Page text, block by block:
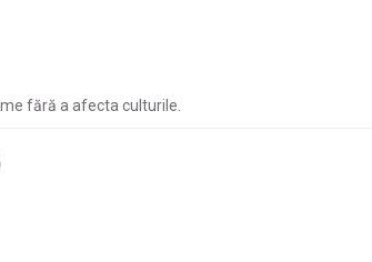
fără a afecta culturile.